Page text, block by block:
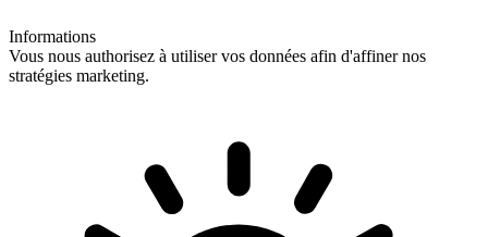
Informations
Vous nous authorisez à utiliser vos données afin d'affiner nos
stratégies marketing.